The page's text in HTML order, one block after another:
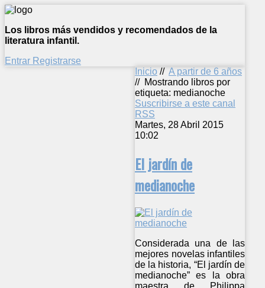
Los libros más vendidos y recomendados de la
literatura infantil.
Entrar Registrarse
Inicio // A partir de 6 años
// Mostrando libros por
etiqueta: medianoche
Suscribirse a este canal
RSS
Martes, 28 Abril 2015
10:02
El jardín de
medianoche
Considerada una de las
mejores novelas infantiles
de la historia, “El jardín de
medianoche” es la obra
maestra de Philippa